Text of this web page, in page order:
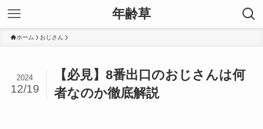
年齢草
ホーム おじさん
【必見】8番出口のおじさんは何
者なのか徹底解説
2024
12/19